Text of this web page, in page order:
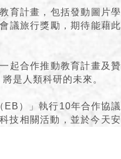
育計畫，包括發動圖片學
議旅行獎勵，期待能藉此
起合作推動教育計畫及贊
是人類科研的未來。
EB）」執行10年合作協議
技相關活動，並於今天安